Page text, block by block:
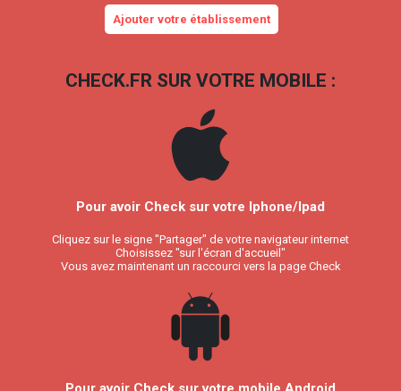
Ajouter votre établissement
CHECK.FR SUR VOTRE MOBILE :
Pour avoir Check sur votre Iphone/Ipad
Cliquez sur le signe "Partager" de votre navigateur internet
Choisissez "sur l'écran d'accueil"
Vous avez maintenant un raccourci vers la page Check